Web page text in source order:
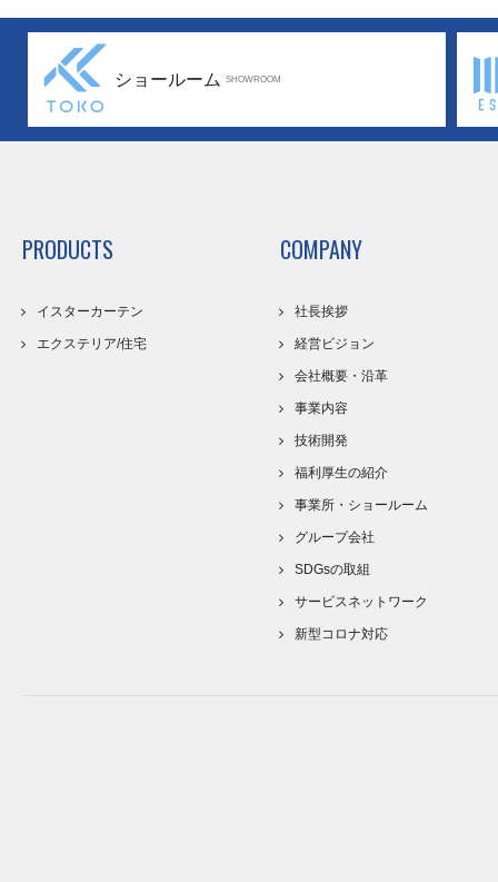
ショールーム SHOWROOM
PRODUCTS
イスターカーテン
エクステリア/住宅
COMPANY
社長挨拶
経営ビジョン
会社概要・沿革
事業内容
技術開発
福利厚生の紹介
事業所・ショールーム
グループ会社
SDGsの取組
サービスネットワーク
新型コロナ対応